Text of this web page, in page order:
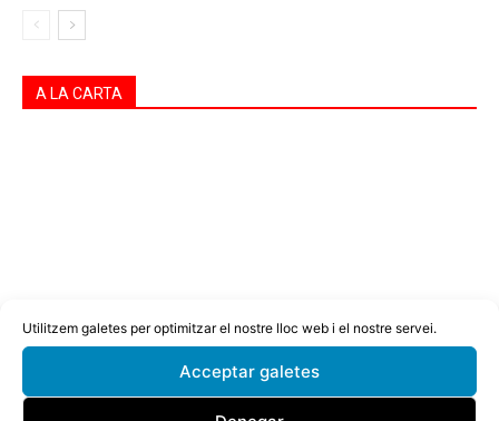
Utilitzem galetes per optimitzar el nostre lloc web i el nostre servei.
Acceptar galetes
A LA CARTA